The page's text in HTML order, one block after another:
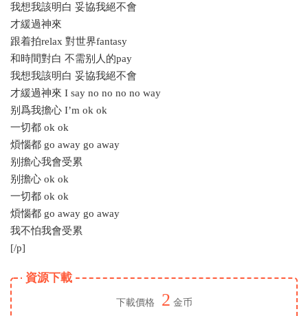
我想我該明白 妥協我絕不會
才緩過神來
跟着拍relax 對世界fantasy
和時間對白 不需别人的pay
我想我該明白 妥協我絕不會
才緩過神來 I say no no no no way
别爲我擔心 I’m ok ok
一切都 ok ok
煩惱都 go away go away
别擔心我會受累
别擔心 ok ok
一切都 ok ok
煩惱都 go away go away
我不怕我會受累
[/p]
資源下載
下載價格 2 金币